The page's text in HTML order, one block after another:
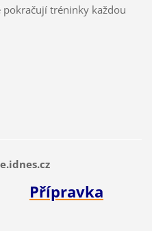
pokračují tréninky každou
Přípravka